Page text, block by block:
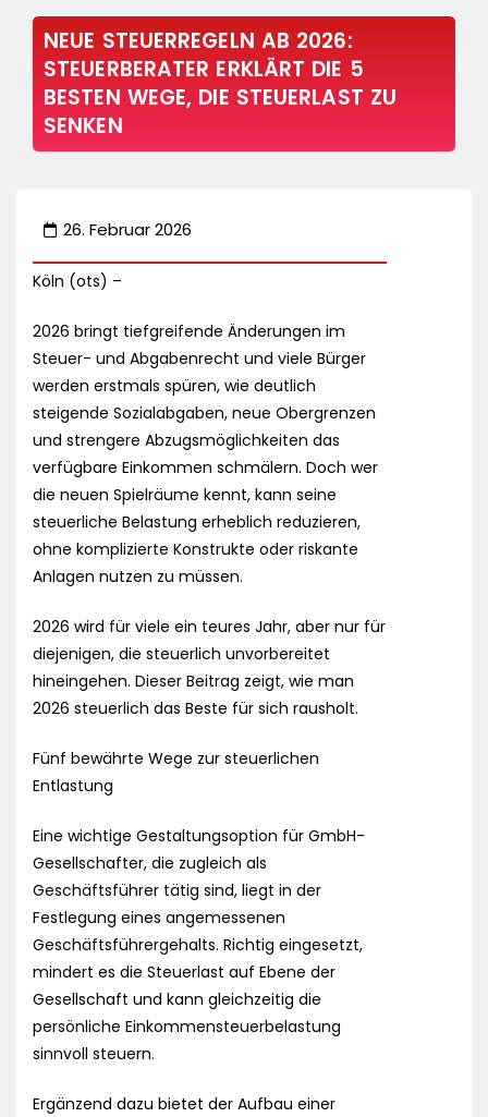
NEUE STEUERREGELN AB 2026:
STEUERBERATER ERKLÄRT DIE 5
BESTEN WEGE, DIE STEUERLAST ZU
SENKEN
26. Februar 2026
Köln (ots) –
2026 bringt tiefgreifende Änderungen im
Steuer- und Abgabenrecht und viele Bürger
werden erstmals spüren, wie deutlich
steigende Sozialabgaben, neue Obergrenzen
und strengere Abzugsmöglichkeiten das
verfügbare Einkommen schmälern. Doch wer
die neuen Spielräume kennt, kann seine
steuerliche Belastung erheblich reduzieren,
ohne komplizierte Konstrukte oder riskante
Anlagen nutzen zu müssen.
2026 wird für viele ein teures Jahr, aber nur für
diejenigen, die steuerlich unvorbereitet
hineingehen. Dieser Beitrag zeigt, wie man
2026 steuerlich das Beste für sich rausholt.
Fünf bewährte Wege zur steuerlichen
Entlastung
Eine wichtige Gestaltungsoption für GmbH-
Gesellschafter, die zugleich als
Geschäftsführer tätig sind, liegt in der
Festlegung eines angemessenen
Geschäftsführergehalts. Richtig eingesetzt,
mindert es die Steuerlast auf Ebene der
Gesellschaft und kann gleichzeitig die
persönliche Einkommensteuerbelastung
sinnvoll steuern.
Ergänzend dazu bietet der Aufbau einer